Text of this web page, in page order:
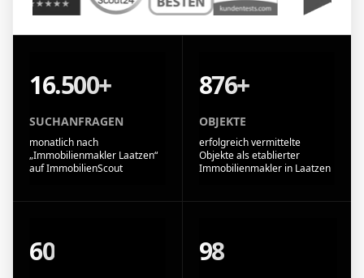
16.500+
SUCHANFRAGEN
monatlich nach
„Immobilienmakler Laatzen“
auf ImmobilienScout
876+
OBJEKTE
erfolgreich vermittelte
Objekte als etablierter
Immobilienmakler in Laatzen
60 98